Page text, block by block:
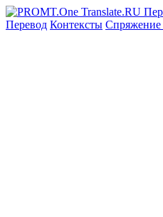
Перевод Контексты Спряжение